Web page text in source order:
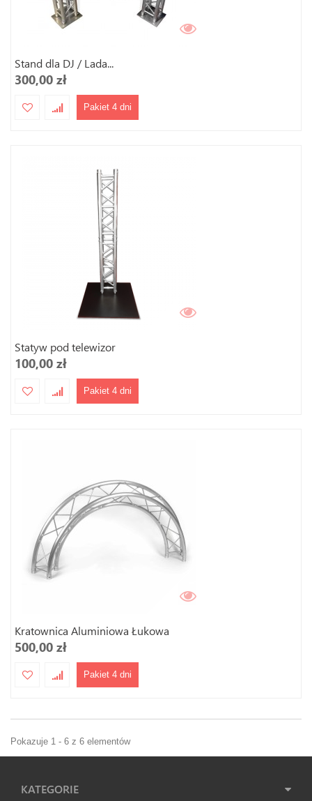
Stand dla DJ / Lada...
300,00 zł
Pakiet 4 dni
Statyw pod telewizor
100,00 zł
Pakiet 4 dni
Kratownica Aluminiowa Łukowa
500,00 zł
Pakiet 4 dni
Pokazuje 1 - 6 z 6 elementów
KATEGORIE